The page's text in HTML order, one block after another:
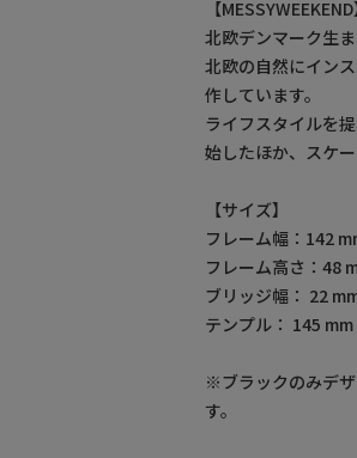
【MESSYWEEKEND
北欧デンマーク生
北欧の自然にイン
作しています。
ライフスタイルを
始したほか、スケ
【サイズ】
フレーム幅：142
フレーム高さ：48
ブリッジ幅： 22
テンプル： 145 mm
※ブラックのみデザ
す。